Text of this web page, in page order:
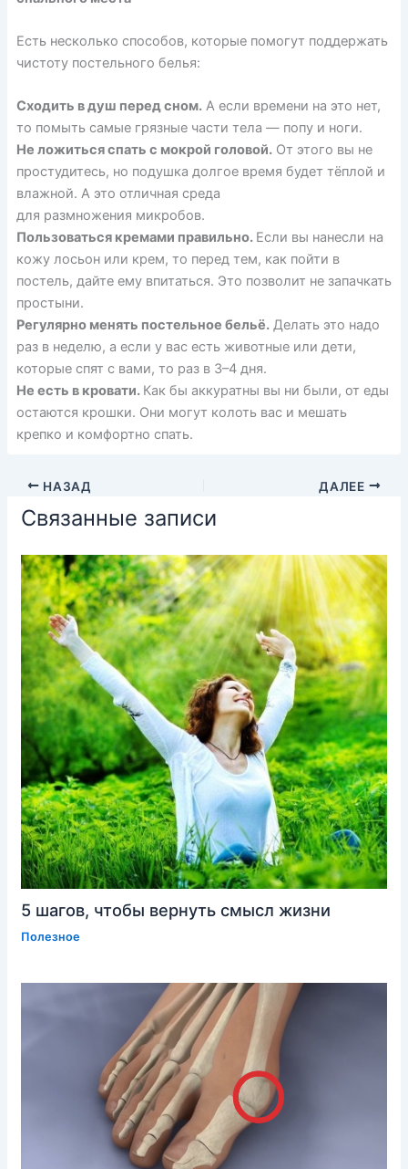
Есть несколько способов, которые помогут поддержать
чистоту постельного белья:
Сходить в душ перед сном.А если времени на это нет,
то помыть самые грязные части тела — попу и ноги.
Не ложиться спать с мокрой головой.От этого вы не
простудитесь, но подушка долгое время будет тёплой и
влажной. А это отличная среда
для размножения микробов.
Пользоваться кремами правильно. Если вы нанесли на
кожу лосьон или крем, то перед тем, как пойти в
постель, дайте ему впитаться. Это позволит не запачкать
простыни.
Регулярно менять постельное бельё. Делатьэто надо
раз в неделю, а если у вас есть животные или дети,
которые спят с вами, то раз в 3–4 дня.
Не есть в кровати. Как бы аккуратны вы ни были, от еды
остаются крошки. Они могут колоть вас и мешать
крепко и комфортно спать.
НАЗАД ДАЛЕЕ
Связанные записи
5 шагов, чтобы вернуть смысл жизни
Полезное